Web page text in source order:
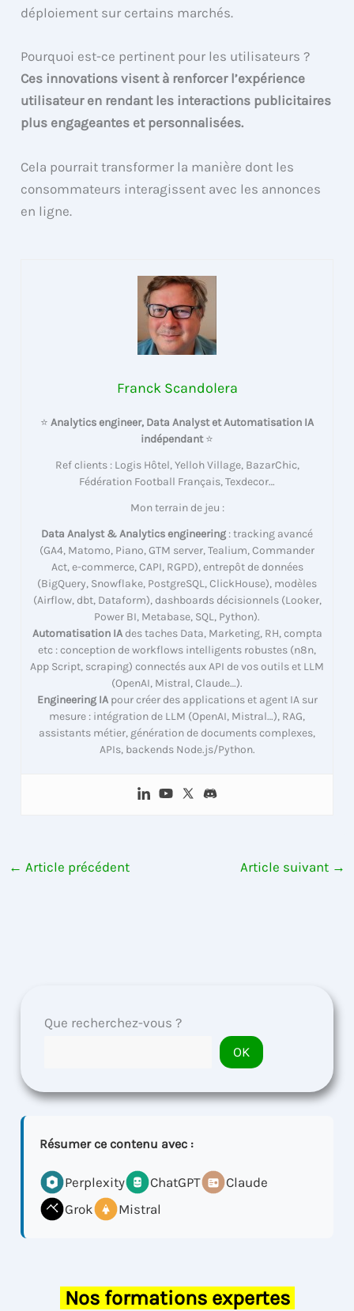
déploiement sur certains marchés.
Pourquoi est-ce pertinent pour les utilisateurs ?
Ces innovations visent à renforcer l’expérience
utilisateur en rendant les interactions publicitaires
plus engageantes et personnalisées.
Cela pourrait transformer la manière dont les
consommateurs interagissent avec les annonces
en ligne.
Franck Scandolera
⭐ Analytics engineer, Data Analyst et Automatisation IA
indépendant⭐
Ref clients : Logis Hôtel, Yelloh Village, BazarChic,
Fédération Football Français, Texdecor…
Mon terrain de jeu :
Data Analyst & Analytics engineering : tracking avancé
(GA4, Matomo, Piano, GTM server, Tealium, Commander
Act, e-commerce, CAPI, RGPD), entrepôt de données
(BigQuery, Snowflake, PostgreSQL, ClickHouse), modèles
(Airflow, dbt, Dataform), dashboards décisionnels (Looker,
Power BI, Metabase, SQL, Python).
Automatisation IAdes taches Data, Marketing, RH, compta
etc : conception de workflows intelligents robustes (n8n,
App Script, scraping) connectés aux API de vos outils et LLM
(OpenAI, Mistral, Claude…).
Engineering IApour créer des applications et agent IA sur
mesure : intégration de LLM (OpenAI, Mistral…), RAG,
assistants métier, génération de documents complexes,
APIs, backends Node.js/Python.
← Article précédent Article suivant →
Que recherchez-vous ?
OK
Résumer ce contenu avec :
Perplexity ChatGPT
Claude
Grok
Mistral
Nos formations expertes